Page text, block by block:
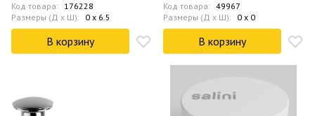
Код товара: 176228
Размеры (Д x Ш): 0 x 6.5
В корзину
Код товара: 49967
Размеры (Д x Ш): 0 x 0
В корзину